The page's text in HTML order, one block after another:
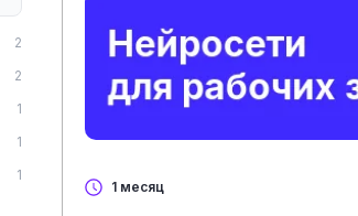
2
2
1
1
1
1 месяц